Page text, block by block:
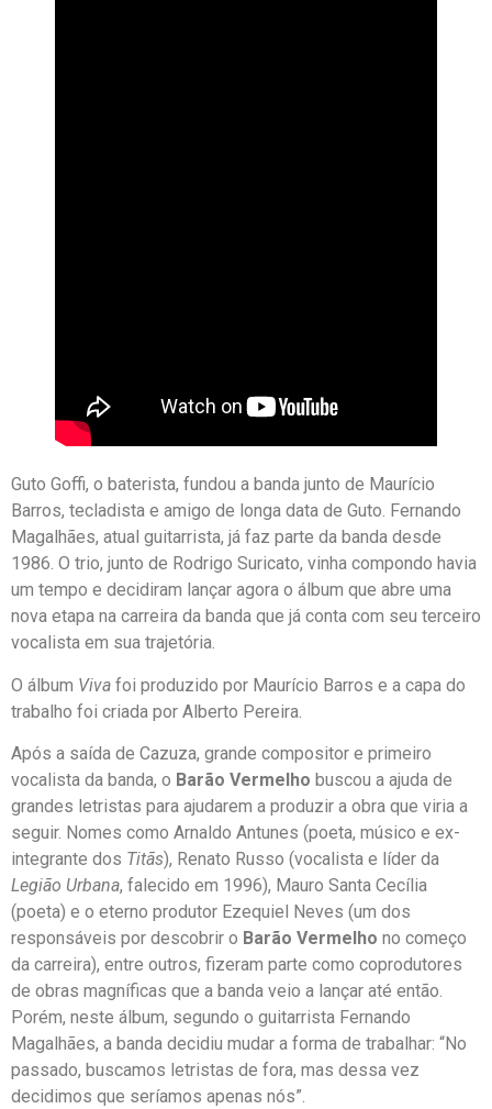
Guto Goffi, o baterista, fundou a banda junto de Maurício
Barros, tecladista e amigo de longa data de Guto. Fernando
Magalhães, atual guitarrista, já faz parte da banda desde
1986. O trio, junto de Rodrigo Suricato, vinha compondo havia
um tempo e decidiram lançar agora o álbum que abre uma
nova etapa na carreira da banda que já conta com seu terceiro
vocalista em sua trajetória.
O álbum Viva foi produzido por Maurício Barros e a capa do
trabalho foi criada por Alberto Pereira.
Após a saída de Cazuza, grande compositor e primeiro
vocalista da banda, o Barão Vermelho buscou a ajuda de
grandes letristas para ajudarem a produzir a obra que viria a
seguir. Nomes como Arnaldo Antunes (poeta, músico e ex-
integrante dos Titãs), Renato Russo (vocalista e líder da
Legião Urbana, falecido em 1996), Mauro Santa Cecília
(poeta) e o eterno produtor Ezequiel Neves (um dos
responsáveis por descobrir o Barão Vermelho no começo
da carreira), entre outros, fizeram parte como coprodutores
de obras magníficas que a banda veio a lançar até então.
Porém, neste álbum, segundo o guitarrista Fernando
Magalhães, a banda decidiu mudar a forma de trabalhar: “No
passado, buscamos letristas de fora, mas dessa vez
decidimos que seríamos apenas nós”.